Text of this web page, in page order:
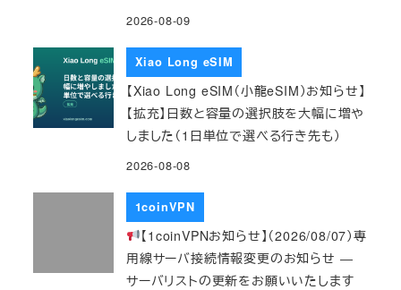
2026-08-09
Xiao Long eSIM
【Xiao Long eSIM（小龍eSIM）お知らせ】
【拡充】日数と容量の選択肢を大幅に増や
しました（1日単位で選べる行き先も）
2026-08-08
1coinVPN
【1coinVPNお知らせ】（2026/08/07）専
用線サーバ接続情報変更のお知らせ ―
サーバリストの更新をお願いいたします